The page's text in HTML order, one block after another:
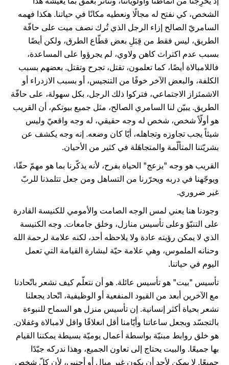
الشخص، كي نفتح له مجالًا ونعطيه مكانًا في حياتنا. هكذا فهمه
السامريّ الصالح إزاء الرجل الذي تُرك نصف ميت على حافّة
الطريق، ليس فقط من قِبَلِ بعض قطّاع الطرق، ولكن أيضًا
بسبب عدم اكتراث كاهن ولاوي، لم يجرؤوا على المساعدة،
فاللامبالاة أيضًا، كما تعلمون، تقتل، تجرح وتقتل. بعضهم بسبب
الكلفة، والبعض الآخر خوفًا من التنجيس، أو بسبب الازدراء أو
الاشمئزاز الاجتماعي، فتركوا ذلك الرجل، بكل سهولة، على حافّة
الطريق. يبيّن لنا السامري الصالح، مثل جميع بيوتكم، أن القريب
هو أولّاً شخص، شخص له وجه حقيقي، له وجه واقعيّ وليس
شيئاً يجب تجاوزه وتجاهله، أيّا كان وضعه. إنه وجه يكشف عن
بشريّتنا المتألّمة والمتجاهَلة في كثير من الأحيان.
القريب هو وجه "يزعج" الحياة بفرح، لأنه يذكّرنا بما هو مهمّ حقّا،
ويوجّهنا في دربه ويحرّرنا من التساهل ومن جعل تتلمذنا للربّ
غير ضروري.
وجودنا هنا يعني لمس الوجه الصامت والأمومي للكنيسة القادرة
على التنبّؤ وعلى تأسيس منازل، وخلق جامعات. وجه الكنيسة
الذي لا يمكن رؤيته عادة ولا يلاحظه أحد، لكنه علامة لرحمة الله
وحنانه الملموس، وهي علامة حيّة لبشارة القيامة التي تعمل
اليوم في حياتنا.
تأسيس "بيت" هو تأسيس عائلة. هو أن نتعلّم كيف نشعر باتّحادنا
مع الآخرين أبعد من القيود المنفعية أو الوظيفية، اتّحاد يجعلنا
نشعر بحياة أكثر إنسانية. إن تأسيس منزل هو السماح للنبوءة
بالتجسّد وبجعل ساعاتنا وأيّامنا أقل انغلاقًا واقل لامبالاة وغفلان.
هو خلق روابط مبنيّة بواسطة أعمال يوميّة بسيطة يمكننا القيام
بها جميعًا. والبيت يحتاج إلى تعاون الجميع، وهذا ندركه جيّدًا
جميعًا. لا يمكن لأحد أن يكون غير مبال أو أجنبي، لأن كلّ شخص